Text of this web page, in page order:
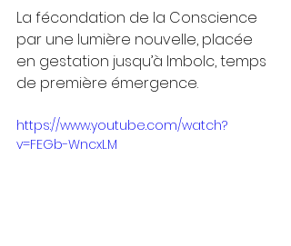
La fécondation de la Conscience
par une lumière nouvelle, placée
en gestation jusqu’à Imbolc, temps
de première émergence.
https://www.youtube.com/watch?
v=FEGb-WncxLM